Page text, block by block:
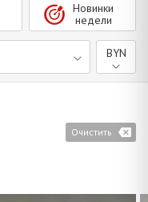
Новинки
недели
BYN
Очистить